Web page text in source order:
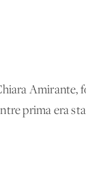
prima era